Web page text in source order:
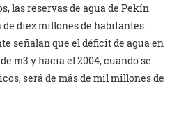
las reservas de agua de Pekín
diez millones de habitantes.
señalan que el déficit de agua en
m3 y hacia el 2004, cuando se
será de más de mil millones de